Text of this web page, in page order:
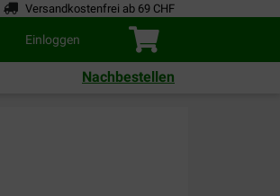
Versandkostenfrei ab 69 CHF
Einloggen
Nachbestellen